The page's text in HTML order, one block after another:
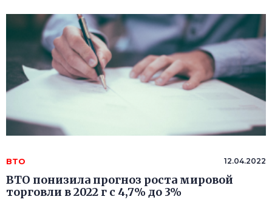
ВТО 12.04.2022
ВТО понизила прогноз роста мировой
торговли в 2022 г с 4,7% до 3%